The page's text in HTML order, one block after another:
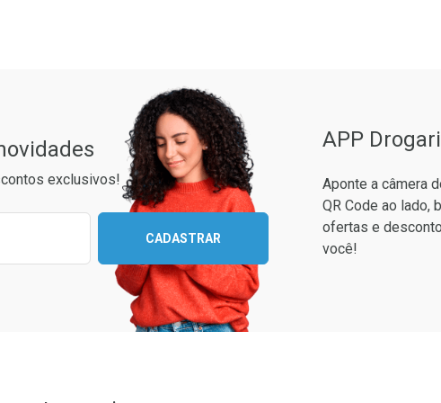
exclusivos!
para receber as melhores ofertas:
CADASTRAR
APP
Aponte a câmera
QR Code ao lado,
ofertas e
você!